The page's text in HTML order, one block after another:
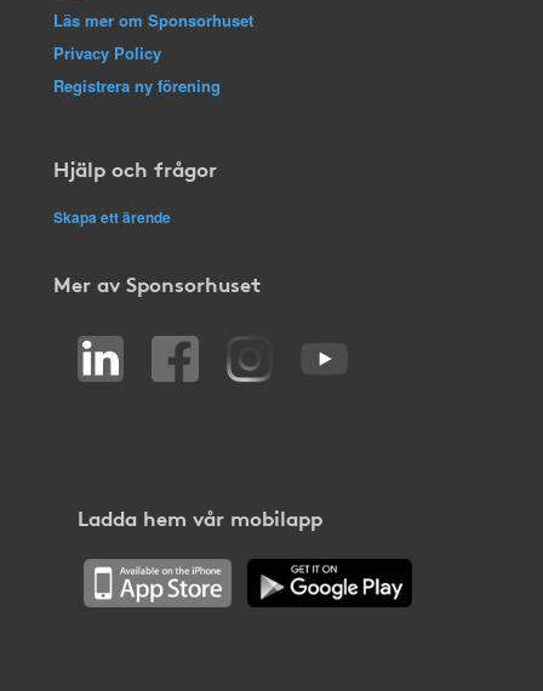
Läs mer om Sponsorhuset
Privacy Policy
Registrera ny förening
Hjälp och frågor
Skapa ett ärende
Mer av Sponsorhuset
Ladda hem vår mobilapp